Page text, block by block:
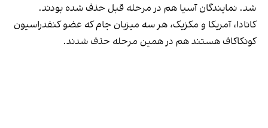
شد. نمایندگان آسیا هم در مرحله قبل حذف شده بودند.
کانادا، آمریکا و مکزیک، هر سه میزبان جام که عضو کنفدراسیون
کونکاکاف هستند هم در همین مرحله حذف شدند.